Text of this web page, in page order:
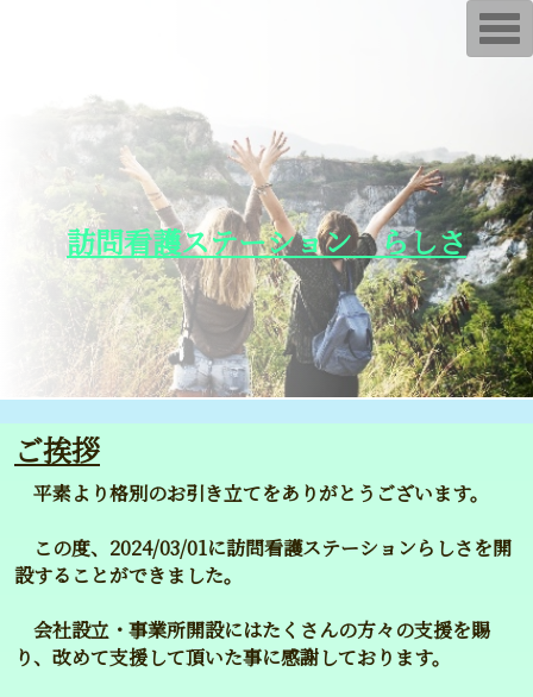
訪問看護ステーション らしさ
ご挨拶
平素より格別のお引き立てをありがとうございます。
この度、2024/03/01に訪問看護ステーションらしさを開
設することができました。
会社設立・事業所開設にはたくさんの方々の支援を賜
り、改めて支援して頂いた事に感謝しております。
T
o
g
v
i
g
a
t
i
o
n